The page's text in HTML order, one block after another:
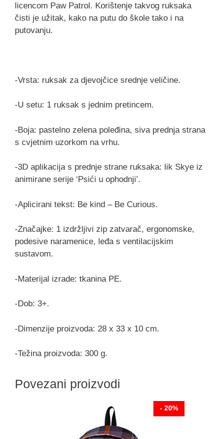
licencom Paw Patrol. Korištenje takvog ruksaka
čisti je užitak, kako na putu do škole tako i na
putovanju.
-Vrsta: ruksak za djevojčice srednje veličine.
-U setu: 1 ruksak s jednim pretincem.
-Boja: pastelno zelena poleđina, siva prednja strana
s cvjetnim uzorkom na vrhu.
-3D aplikacija s prednje strane ruksaka: lik Skye iz
animirane serije ‘Psići u ophodnji’.
-Aplicirani tekst: Be kind – Be Curious.
-Značajke: 1 izdržljivi zip zatvarač, ergonomske,
podesive naramenice, leđa s ventilacijskim
sustavom.
-Materijal izrade: tkanina PE.
-Dob: 3+.
-Dimenzije proizvoda: 28 x 33 x 10 cm.
-Težina proizvoda: 300 g.
Povezani proizvodi
- 20%